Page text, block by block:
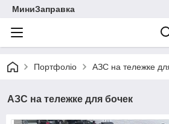
МиниЗаправка
Портфоліо АЗС на тележке
АЗС на тележке для бочек